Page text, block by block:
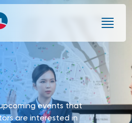
events that
are interested in